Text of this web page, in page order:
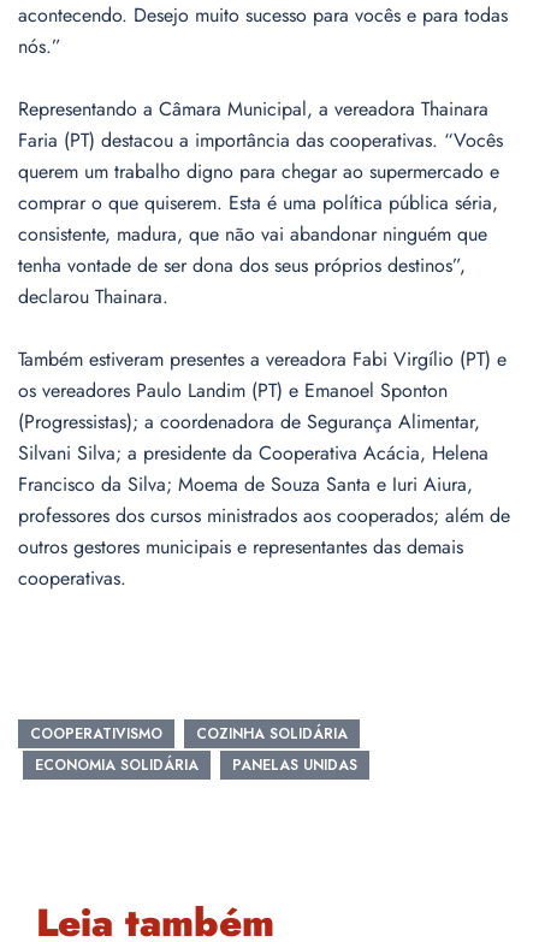
acontecendo. Desejo muito sucesso para vocês e para todas
nós.”
Representando a Câmara Municipal, a vereadora Thainara
Faria (PT) destacou a importância das cooperativas. “Vocês
querem um trabalho digno para chegar ao supermercado e
comprar o que quiserem. Esta é uma política pública séria,
consistente, madura, que não vai abandonar ninguém que
tenha vontade de ser dona dos seus próprios destinos”,
declarou Thainara.
Também estiveram presentes a vereadora Fabi Virgílio (PT) e
os vereadores Paulo Landim (PT) e Emanoel Sponton
(Progressistas); a coordenadora de Segurança Alimentar,
Silvani Silva; a presidente da Cooperativa Acácia, Helena
Francisco da Silva; Moema de Souza Santa e Iuri Aiura,
professores dos cursos ministrados aos cooperados; além de
outros gestores municipais e representantes das demais
cooperativas.
COOPERATIVISMO
COZINHA SOLIDÁRIA
ECONOMIA SOLIDÁRIA
PANELAS UNIDAS
Leia também